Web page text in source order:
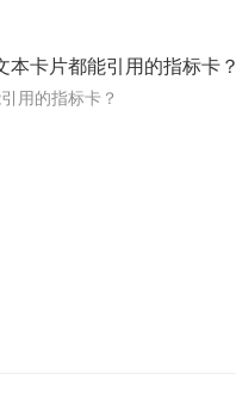
卡片都能引用的指标卡？
用的指标卡？